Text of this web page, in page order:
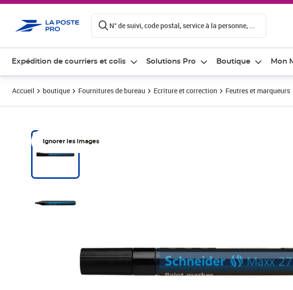
N° de suivi, code postal, service à la personne, ...
Expédition de courriers et colis Solutions Pro Boutique Mon
Accueil boutique Fournitures de bureau Ecriture et correction Feutres et marqueurs
Ignorer les images